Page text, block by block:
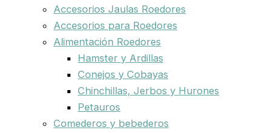
Accesorios Jaulas Roedores
Accesorios para Roedores
Alimentación Roedores
Hamster y Ardillas
Conejos y Cobayas
Chinchillas, Jerbos y Hurones
Petauros
Comederos y bebederos